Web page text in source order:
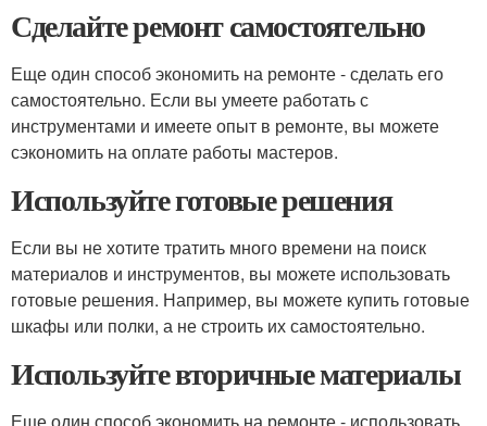
Сделайте ремонт самостоятельно
Еще один способ экономить на ремонте - сделать его
самостоятельно. Если вы умеете работать с
инструментами и имеете опыт в ремонте, вы можете
сэкономить на оплате работы мастеров.
Используйте готовые решения
Если вы не хотите тратить много времени на поиск
материалов и инструментов, вы можете использовать
готовые решения. Например, вы можете купить готовые
шкафы или полки, а не строить их самостоятельно.
Используйте вторичные материалы